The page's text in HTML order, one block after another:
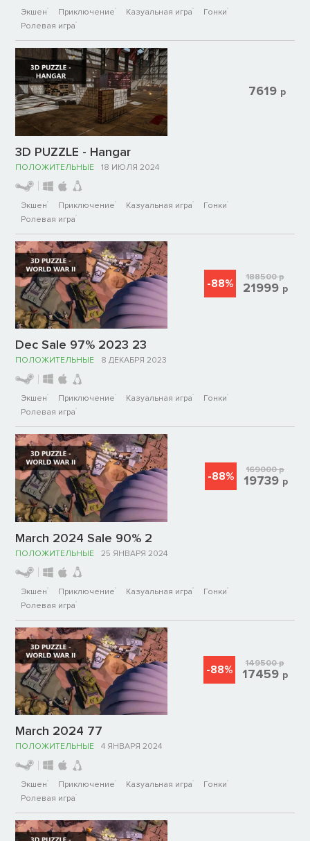
Экшен Приключение Казуальная игра
Гонки
Ролевая игра
3D PUZZLE - Hangar
ПОЛОЖИТЕЛЬНЫЕ 18 ИЮЛЯ 2024
Экшен Приключение Казуальная игра
Гонки
Ролевая игра
7619 р
Dec Sale 97% 2023 23
ПОЛОЖИТЕЛЬНЫЕ 8 ДЕКАБРЯ 2023
Экшен Приключение Казуальная игра
Гонки
Ролевая игра
-88% 188500р
21999 р
March 2024 Sale 90% 2
ПОЛОЖИТЕЛЬНЫЕ 25 ЯНВАРЯ 2024
Экшен Приключение Казуальная игра
Гонки
Ролевая игра
-88% 169000р
19739 р
March 2024 77
ПОЛОЖИТЕЛЬНЫЕ 4 ЯНВАРЯ 2024
Экшен Приключение Казуальная игра
Гонки
Ролевая игра
-88% 149500р
17459 р